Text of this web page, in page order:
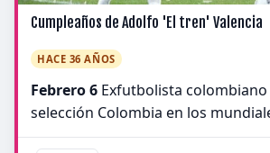
Cumpleaños de Adolfo 'El tren' Valencia
HACE 36 AÑOS
Febrero 6 Exfutbolista
selección Colombia en los